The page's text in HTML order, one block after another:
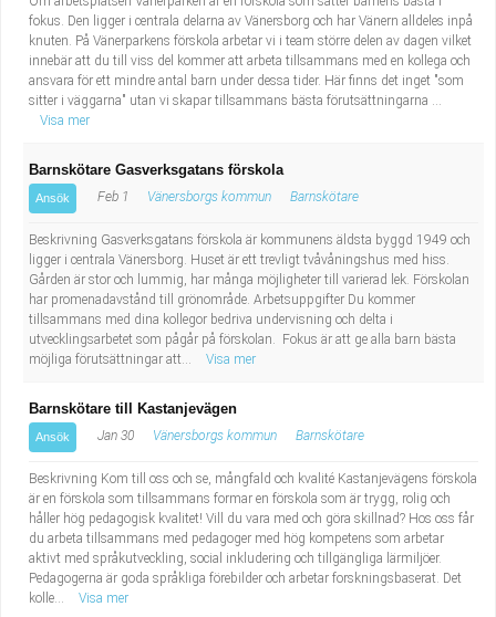
fokus. Den ligger i centrala delarna av Vänersborg och har Vänern alldeles inpå
knuten. På Vänerparkens förskola arbetar vi i team större delen av dagen vilket
innebär att du till viss del kommer att arbeta tillsammans med en kollega och
ansvara för ett mindre antal barn under dessa tider. Här finns det inget "som
sitter i väggarna" utan vi skapar tillsammans bästa förutsättningarna ...
Visa mer
Barnskötare Gasverksgatans förskola
Ansök Feb 1 Vänersborgs kommun Barnskötare
Beskrivning Gasverksgatans förskola är kommunens äldsta byggd 1949 och
ligger i centrala Vänersborg. Huset är ett trevligt tvåvåningshus med hiss.
Gården är stor och lummig, har många möjligheter till varierad lek. Förskolan
har promenadavstånd till grönområde. Arbetsuppgifter Du kommer
tillsammans med dina kollegor bedriva undervisning och delta i
utvecklingsarbetet som pågår på förskolan. Fokus är att ge alla barn bästa
möjliga förutsättningar att...
Visa mer
Barnskötare till Kastanjevägen
Ansök Jan 30 Vänersborgs kommun Barnskötare
Beskrivning Kom till oss och se, mångfald och kvalité Kastanjevägens förskola
är en förskola som tillsammans formar en förskola som är trygg, rolig och
håller hög pedagogisk kvalitet! Vill du vara med och göra skillnad? Hos oss får
du arbeta tillsammans med pedagoger med hög kompetens som arbetar
aktivt med språkutveckling, social inkludering och tillgängliga lärmiljöer.
Pedagogerna är goda språkliga förebilder och arbetar forskningsbaserat. Det
kolle...
Visa mer